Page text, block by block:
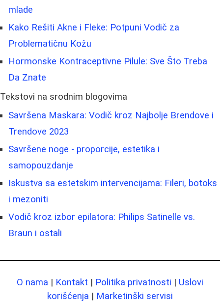
mlade
Kako Rešiti Akne i Fleke: Potpuni Vodič za
Problematičnu Kožu
Hormonske Kontraceptivne Pilule: Sve Što Treba
Da Znate
Tekstovi na srodnim blogovima
Savršena Maskara: Vodič kroz Najbolje Brendove i
Trendove 2023
Savršene noge - proporcije, estetika i
samopouzdanje
Iskustva sa estetskim intervencijama: Fileri, botoks
i mezoniti
Vodič kroz izbor epilatora: Philips Satinelle vs.
Braun i ostali
O nama | Kontakt | Politika privatnosti | Uslovi
korišćenja | Marketinški servisi